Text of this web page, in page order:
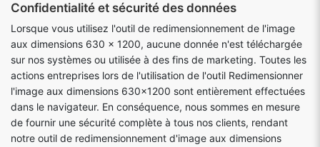
Confidentialité et sécurité des données
Lorsque vous utilisez l'outil de redimensionnement de l'image
aux dimensions 630 x 1200, aucune donnée n'est téléchargée
sur nos systèmes ou utilisée à des fins de marketing. Toutes les
actions entreprises lors de l'utilisation de l'outil Redimensionner
l'image aux dimensions 630x1200 sont entièrement effectuées
dans le navigateur. En conséquence, nous sommes en mesure
de fournir une sécurité complète à tous nos clients, rendant
notre outil de redimensionnement d'image aux dimensions